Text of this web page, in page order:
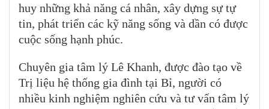
huy những khả năng cá nhân, xây dựng sự tự
tin, phát triển các kỹ năng sống và dần có được
cuộc sống hạnh phúc.
Chuyên gia tâm lý Lê Khanh, được đào tạo về
Trị liệu hệ thống gia đình tại Bỉ, người có
nhiều kinh nghiệm nghiên cứu và tư vấn tâm lý